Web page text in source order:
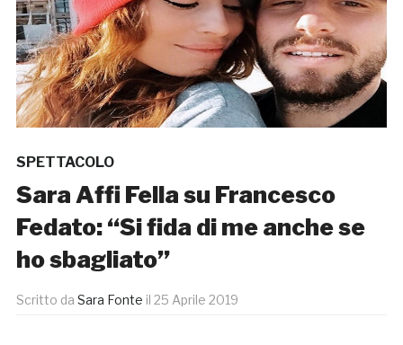
SPETTACOLO
Sara Affi Fella su Francesco
Fedato: “Si fida di me anche se
ho sbagliato”
Scritto da Sara Fonte il 25 Aprile 2019